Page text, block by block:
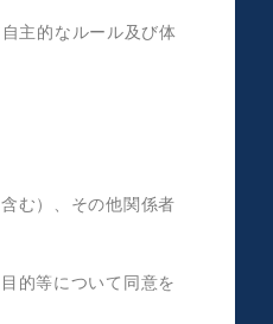
主的なルール及び体
む）、その他関係者
的等について同意を